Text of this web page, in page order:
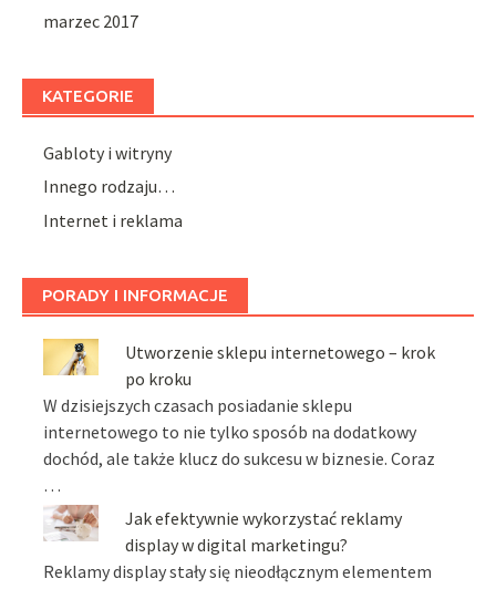
marzec 2017
KATEGORIE
Gabloty i witryny
Innego rodzaju…
Internet i reklama
PORADY I INFORMACJE
Utworzenie sklepu internetowego – krok
po kroku
W dzisiejszych czasach posiadanie sklepu
internetowego to nie tylko sposób na dodatkowy
dochód, ale także klucz do sukcesu w biznesie. Coraz
…
Jak efektywnie wykorzystać reklamy
display w digital marketingu?
Reklamy display stały się nieodłącznym elementem